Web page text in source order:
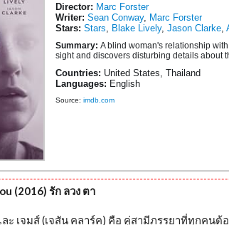
Director: Marc Forster
Writer: Sean Conway, Marc Forster
Stars: Stars Blake Lively, Jason Clarke
Summary: A blind woman's relationship
sight and discovers disturbing details about
Countries: United States, Thailand
Languages: English
Source: imdb.com
(2016) รัก ลวง ตา
ะ เจมส์ (เจสัน คลาร์ค) คือ คู่สามีภรรยาที่ทุกคน